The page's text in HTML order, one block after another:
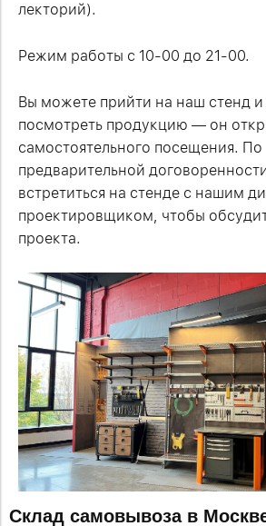
лекторий).
Режим работы с 10-00 до 21-00.
Вы можете прийти на наш стенд и
посмотреть продукцию — он
самостоятельного посещения. По
предварительной
встретиться на стенде с нашим
проектировщиком, чтобы
проекта.
Склад самовывоза в